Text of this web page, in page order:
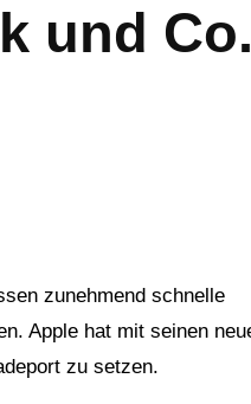
und Co.
zunehmend schnelle
Apple hat mit seinen
zu setzen.